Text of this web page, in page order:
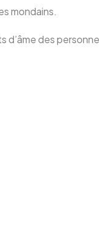
mondains.
des